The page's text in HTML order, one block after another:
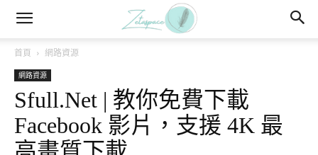
首頁 網路資源
網路資源
Sfull.Net | 教你免費下載
Facebook 影片，支援 4K 最